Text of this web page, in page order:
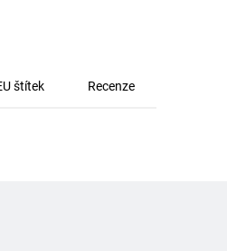
štítek Recenze